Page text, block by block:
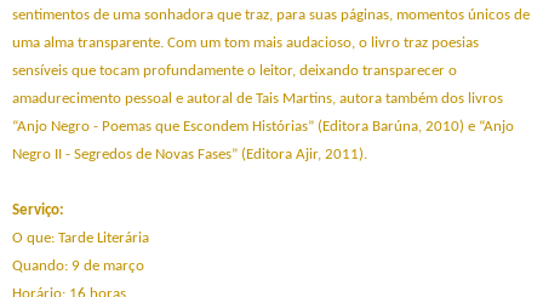
sentimentos de uma sonhadora que traz, para suas páginas, momentos únicos de
uma alma transparente. Com um tom mais audacioso, o livro traz poesias
sensíveis que tocam profundamente o leitor, deixando transparecer o
amadurecimento pessoal e autoral de Tais Martins, autora também dos livros
“Anjo Negro - Poemas que Escondem Histórias” (Editora Barúna, 2010) e “Anjo
Negro II - Segredos de Novas Fases” (Editora Ajir, 2011).
Serviço:
O que: Tarde Literária
Quando: 9 de março
Horário: 16 horas